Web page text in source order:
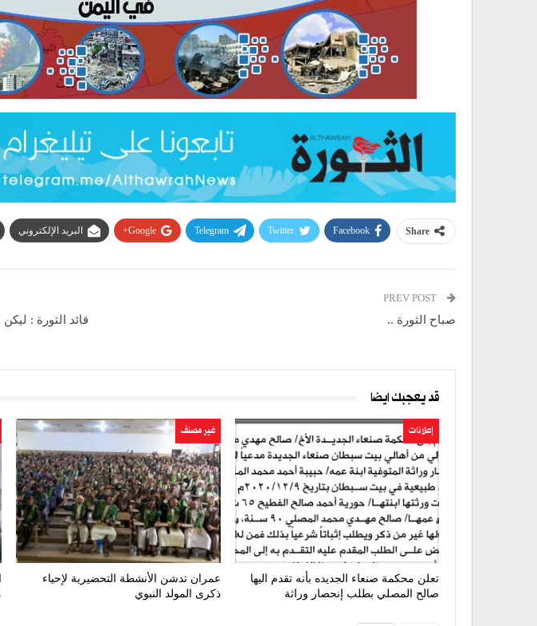
Share
Facebook
Twitter
Telegram
Google+ البريد الإلكتروني
صباح الثورة ..
قائد الثورة :
قد يعجبك ايضا
إعلانات
تعلن محكمة صنعاء الجديده بأنه تقدم اليها
صالح المصلي بطلب إنحصار وراثة
غير مصنف
عمران تدشن الأنشطة التحضيرية لإحياء
ذكرى المولد النبوي